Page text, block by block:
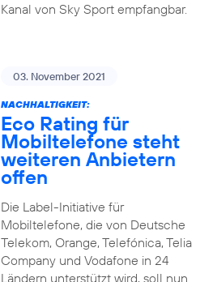
Kanal von Sky Sport empfangbar.
03. November 2021
NACHHALTIGKEIT:
Eco Rating für
Mobiltelefone steht
weiteren Anbietern
offen
Die Label-Initiative für
Mobiltelefone, die von Deutsche
Telekom, Orange, Telefónica, Telia
Company und Vodafone in 24
Ländern unterstützt wird, soll nun